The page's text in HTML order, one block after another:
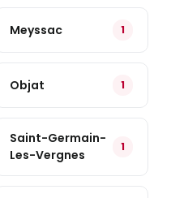
Meyssac 1
Objat 1
Saint-Germain-
Les-Vergnes
1